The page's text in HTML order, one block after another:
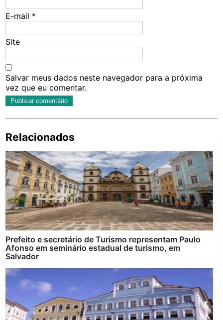
E-mail *
Site
Salvar meus dados neste navegador para a próxima
vez que eu comentar.
Relacionados
Prefeito e secretário de Turismo representam Paulo
Afonso em seminário estadual de turismo, em
Salvador